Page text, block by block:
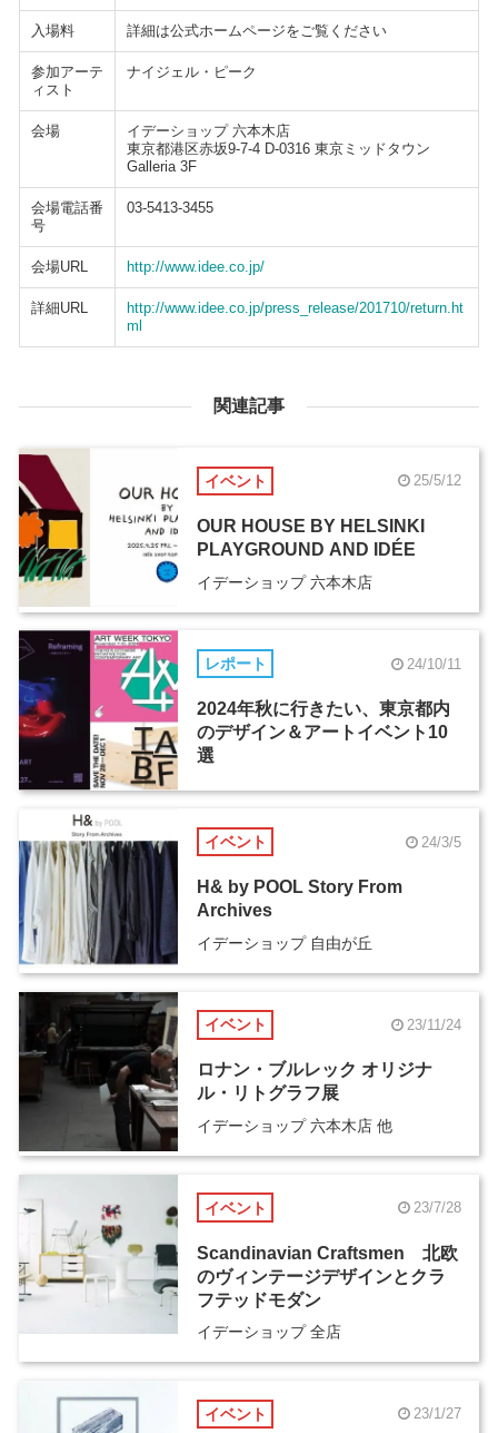
入場料 詳細は公式ホームページをご覧ください
参加アーテ
ィスト
ナイジェル・ピーク
会場
イデーショップ 六本木店
東京都港区赤坂9-7-4 D-0316 東京ミッドタウン
Galleria 3F
会場電話番
号
03-5413-3455
会場URL http://www.idee.co.jp/
詳細URL
http://www.idee.co.jp/press_release/201710/return.ht
ml
関連記事
イベント 25/5/12
OUR HOUSE BY HELSINKI
PLAYGROUND AND IDÉE
イデーショップ 六本木店
レポート 24/10/11
2024年秋に行きたい、東京都内
のデザイン＆アートイベント10
選
イベント 24/3/5
H& by POOL Story From
Archives
イデーショップ 自由が丘
イベント 23/11/24
ロナン・ブルレック オリジナ
ル・リトグラフ展
イデーショップ 六本木店 他
イベント 23/7/28
Scandinavian Craftsmen 北欧
のヴィンテージデザインとクラ
フテッドモダン
イデーショップ 全店
イベント 23/1/27